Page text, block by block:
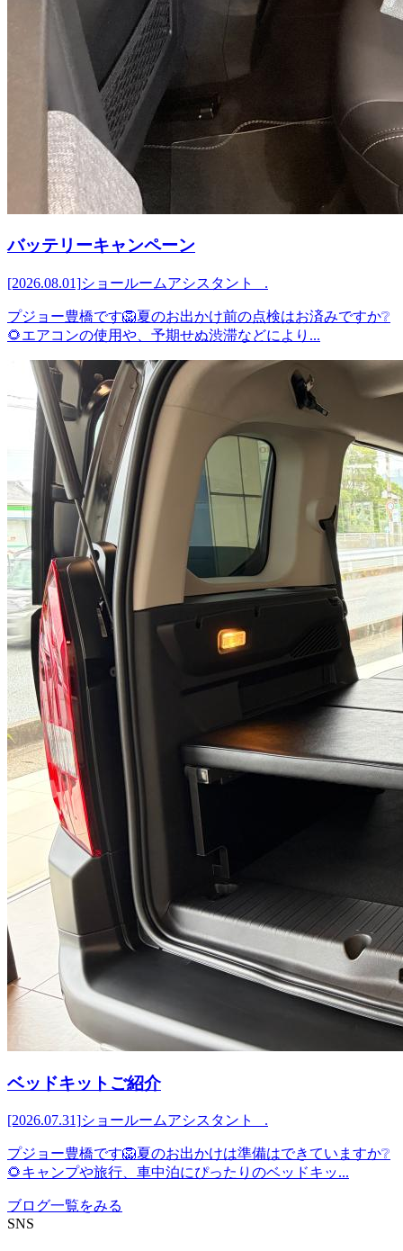
バッテリーキャンペーン
[2026.08.01]ショールームアシスタント .
プジョー豊橋です🦁夏のお出かけ前の点検はお済みですか❔
🌻エアコンの使用や、予期せぬ渋滞などにより...
ベッドキットご紹介
[2026.07.31]ショールームアシスタント .
プジョー豊橋です🦁夏のお出かけは準備はできていますか❔
🌻キャンプや旅行、車中泊にぴったりのベッドキッ...
ブログ一覧をみる
SNS